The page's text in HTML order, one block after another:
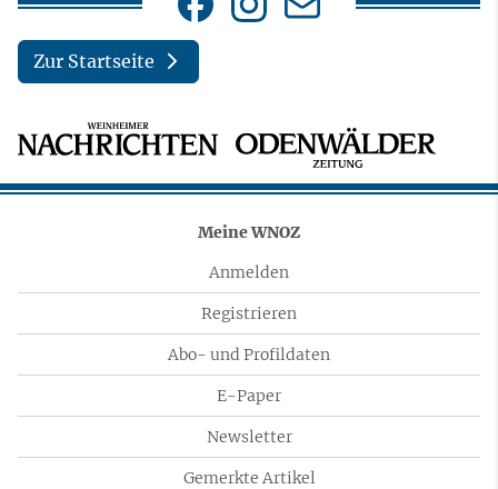
Zur Startseite
Meine WNOZ
Anmelden
Registrieren
Abo- und Profildaten
E-Paper
Newsletter
Gemerkte Artikel